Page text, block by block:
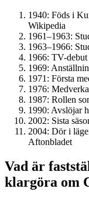
1940: Föds i
Wikipedia
1961–1963:
1963–1966:
1966: TV-debut
1969:
1971 : Första
1976:
1987: Rollen
1990: Avslöjar
2002: Sista
2004: Dör i
Aftonbladet
Vad är
klargöra om